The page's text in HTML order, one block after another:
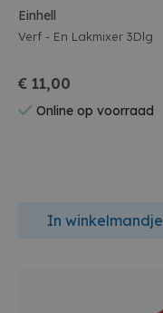
Einhell
Verf - En Lakmixer 3Dlg
€ 11,00
Online op voorraad
In winkelmandje